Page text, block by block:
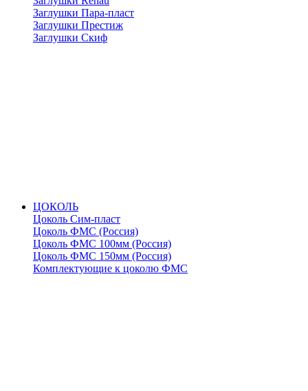
Заглушки Пара-пласт
Заглушки Престиж
Заглушки Скиф
ЦОКОЛЬ
Цоколь Сим-пласт
Цоколь ФМС (Россия)
Цоколь ФМС 100мм (Россия)
Цоколь ФМС 150мм (Россия)
Комплектующие к цоколю ФМС